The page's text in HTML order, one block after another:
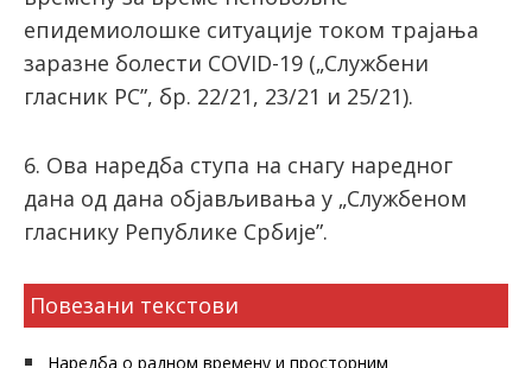
епидемиолошке ситуације током трајања
заразне болести COVID-19 („Службени
гласник РС”, бр. 22/21, 23/21 и 25/21).
6. Ова наредба ступа на снагу наредног
дана од дана објављивања у „Службеном
гласнику Републике Србије”.
Повезани текстови
Наредба о радном времену и просторним